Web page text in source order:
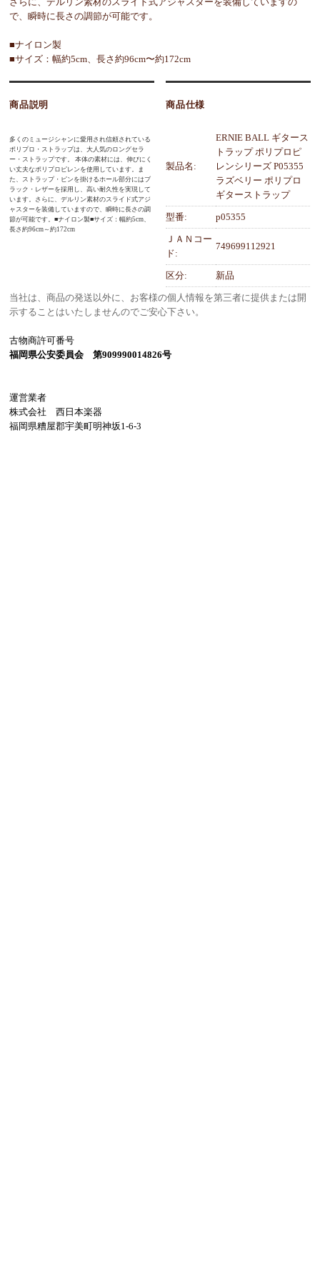
で、瞬時に長さの調節が可能です。
■ナイロン製
■サイズ：幅約5cm、長さ約96cm〜約172cm
商品説明
多くのミュージシャンに愛用され信頼されている
ポリプロ・ストラップは、大人気のロングセラ
ー・ストラップです。 本体の素材には、伸びにく
い丈夫なポリプロピレンを使用しています。ま
た、ストラップ・ピンを掛けるホール部分にはブ
ラック・レザーを採用し、高い耐久性を実現して
います。さらに、デルリン素材のスライド式アジ
ャスターを装備していますので、瞬時に長さの調
節が可能です。■ナイロン製■サイズ：幅約5cm、
長さ約96cm～約172cm
商品仕様
製品名:
ERNIE BALL ギタース
トラップ ポリプロピ
レンシリーズ P05355
ラズベリー ポリプロ
ギターストラップ
型番: p05355
ＪＡＮコー
ド:
749699112921
区分: 新品
当社は、商品の発送以外に、お客様の個人情報を第三者に提供または開
示することはいたしませんのでご安心下さい。
古物商許可番号
福岡県公安委員会 第909990014826号
運営業者
株式会社 西日本楽器
福岡県糟屋郡宇美町明神坂1-6-3